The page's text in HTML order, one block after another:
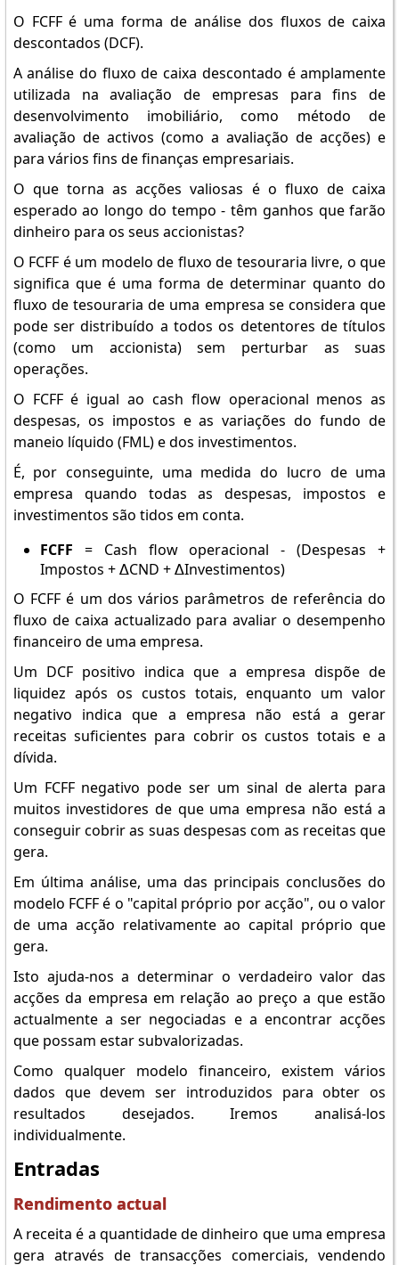
O FCFF é uma forma de análise dos fluxos de caixa
descontados (DCF).
A análise do fluxo de caixa descontado é amplamente
utilizada na avaliação de empresas para fins de
desenvolvimento imobiliário, como método de
avaliação de activos (como a avaliação de acções) e
para vários fins de finanças empresariais.
O que torna as acções valiosas é o fluxo de caixa
esperado ao longo do tempo - têm ganhos que farão
dinheiro para os seus accionistas?
O FCFF é um modelo de fluxo de tesouraria livre, o que
significa que é uma forma de determinar quanto do
fluxo de tesouraria de uma empresa se considera que
pode ser distribuído a todos os detentores de títulos
(como um accionista) sem perturbar as suas
operações.
O FCFF é igual ao cash flow operacional menos as
despesas, os impostos e as variações do fundo de
maneio líquido (FML) e dos investimentos.
É, por conseguinte, uma medida do lucro de uma
empresa quando todas as despesas, impostos e
investimentos são tidos em conta.
FCFF = Cash flow operacional - (Despesas +
Impostos + ∆CND + ∆Investimentos)
O FCFF é um dos vários parâmetros de referência do
fluxo de caixa actualizado para avaliar o desempenho
financeiro de uma empresa.
Um DCF positivo indica que a empresa dispõe de
liquidez após os custos totais, enquanto um valor
negativo indica que a empresa não está a gerar
receitas suficientes para cobrir os custos totais e a
dívida.
Um FCFF negativo pode ser um sinal de alerta para
muitos investidores de que uma empresa não está a
conseguir cobrir as suas despesas com as receitas que
gera.
Em última análise, uma das principais conclusões do
modelo FCFF é o "capital próprio por acção", ou o valor
de uma acção relativamente ao capital próprio que
gera.
Isto ajuda-nos a determinar o verdadeiro valor das
acções da empresa em relação ao preço a que estão
actualmente a ser negociadas e a encontrar acções
que possam estar subvalorizadas.
Como qualquer modelo financeiro, existem vários
dados que devem ser introduzidos para obter os
resultados desejados. Iremos analisá-los
individualmente.
Entradas
Rendimento actual
A receita é a quantidade de dinheiro que uma empresa
gera através de transacções comerciais, vendendo